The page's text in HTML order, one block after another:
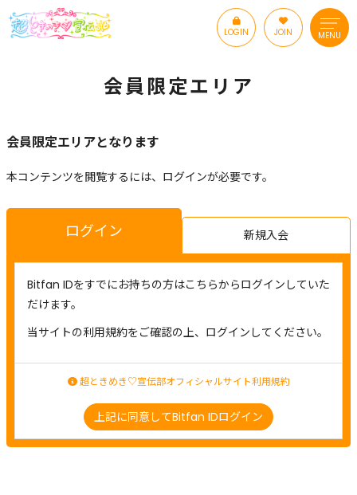
LOGIN JOIN MENU
会員限定エリア
会員限定エリアとなります
本コンテンツを閲覧するには、ログインが必要です。
ログイン 新規入会
Bitfan IDをすでにお持ちの方はこちらからログインしていた
だけます。
当サイトの利用規約をご確認の上、ログインしてください。
超ときめき♡宣伝部オフィシャルサイト利用規約
上記に同意してBitfan IDログイン